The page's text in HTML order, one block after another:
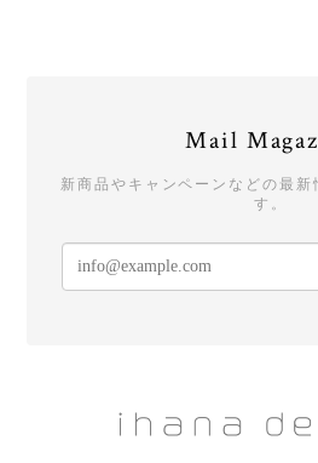
Mail
新商品やキャンペーンなどの最新
す。